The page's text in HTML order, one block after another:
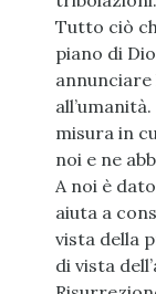
Tutto ciò
piano di
annunciare
misura in
noi e ne
A noi è
aiuta a
vista della
di vista